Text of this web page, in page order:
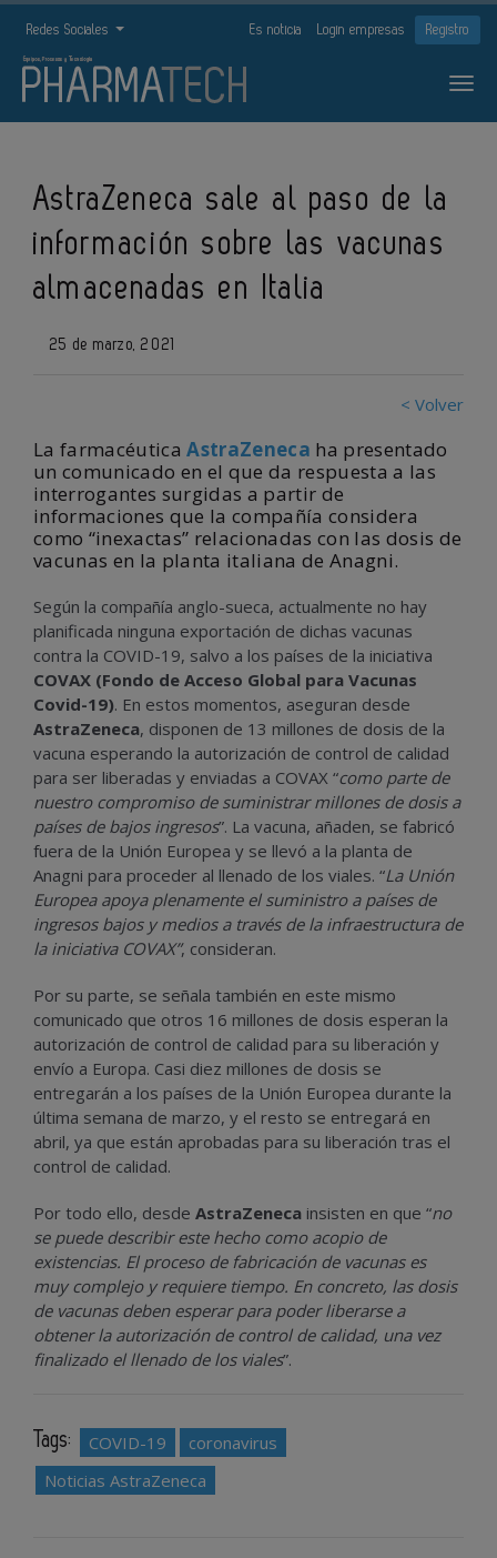
Redes Sociales Es noticia Login empresas Registro
AstraZeneca sale al paso de la
información sobre las vacunas
almacenadas en Italia
25 de marzo, 2021
< Volver
La farmacéuticaAstraZeneca ha presentado
un comunicado en el que da respuesta a las
interrogantes surgidas a partir de
informaciones que la compañía considera
como “inexactas” relacionadas con las dosis de
vacunas en la planta italiana de Anagni.
Según la compañía anglo-sueca, actualmente no hay
planificada ninguna exportación de dichas vacunas
contra la COVID-19, salvo a los países de la iniciativa
COVAX (Fondo de Acceso Global para Vacunas
Covid-19). En estos momentos, aseguran desde
AstraZeneca, disponen de 13 millones de dosis de la
vacuna esperando la autorización de control de calidad
para ser liberadas y enviadas a COVAX “como parte de
nuestro compromiso de suministrar millones de dosis a
países de bajos ingresos”. La vacuna, añaden, se fabricó
fuera de la Unión Europea y se llevó a la planta de
Anagni para proceder al llenado de los viales. “La Unión
Europea apoya plenamente el suministro a países de
ingresos bajos y medios a través de la infraestructura de
la iniciativa COVAX”, consideran.
Por su parte, se señala también en este mismo
comunicado que otros 16 millones de dosis esperan la
autorización de control de calidad para su liberación y
envío a Europa. Casi diez millones de dosis se
entregarán a los países de la Unión Europea durante la
última semana de marzo, y el resto se entregará en
abril, ya que están aprobadas para su liberación tras el
control de calidad.
Por todo ello, desde AstraZeneca insisten en que “no
se puede describir este hecho como acopio de
existencias. El proceso de fabricación de vacunas es
muy complejo y requiere tiempo. En concreto, las dosis
de vacunas deben esperar para poder liberarse a
obtener la autorización de control de calidad, una vez
finalizado el llenado de los viales”.
Tags: COVID-19
coronavirus
Noticias AstraZeneca